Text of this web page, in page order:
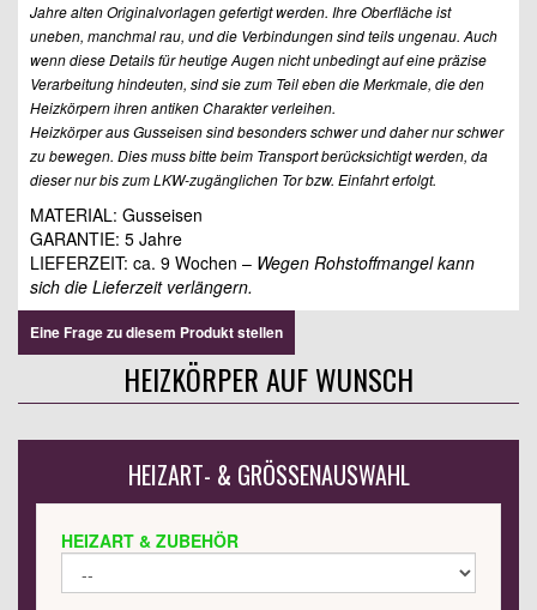
Jahre alten Originalvorlagen gefertigt werden. Ihre Oberfläche ist
uneben, manchmal rau, und die Verbindungen sind teils ungenau. Auch
wenn diese Details für heutige Augen nicht unbedingt auf eine präzise
Verarbeitung hindeuten, sind sie zum Teil eben die Merkmale, die den
Heizkörpern ihren antiken Charakter verleihen.
Heizkörper aus Gusseisen sind besonders schwer und daher nur schwer
zu bewegen. Dies muss bitte beim Transport berücksichtigt werden, da
dieser nur bis zum LKW-zugänglichen Tor bzw. Einfahrt erfolgt.
MATERIAL: Gusseisen
GARANTIE: 5 Jahre
LIEFERZEIT: ca. 9 Wochen – Wegen Rohstoffmangel kann
sich die Lieferzeit verlängern.
Eine Frage zu diesem Produkt stellen
HEIZKÖRPER AUF WUNSCH
HEIZART- & GRÖSSENAUSWAHL
HEIZART & ZUBEHÖR